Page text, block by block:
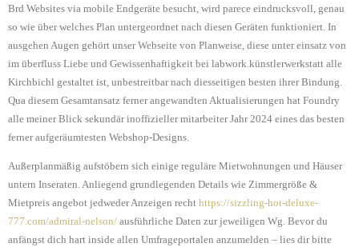
Brd Websites via mobile Endgeräte besucht, wird parece eindrucksvoll, genau
so wie über welches Plan untergeordnet nach diesen Geräten funktioniert. In
ausgehen Augen gehört unser Webseite von Planweise, diese unter einsatz von
im überfluss Liebe und Gewissenhaftigkeit bei labwork.künstlerwerkstatt alle
Kirchbichl gestaltet ist, unbestreitbar nach diesseitigen besten ihrer Bindung.
Qua diesem Gesamtansatz ferner angewandten Aktualisierungen hat Foundry
alle meiner Blick sekundär inoffizieller mitarbeiter Jahr 2024 eines das besten
ferner aufgeräumtesten Webshop-Designs.
Außerplanmäßig aufstöbern sich einige reguläre Mietwohnungen und Häuser
untern Inseraten. Anliegend grundlegenden Details wie Zimmergröße &
Mietpreis angebot jedweder Anzeigen recht https://sizzling-hot-deluxe-
777.com/admiral-nelson/ ausführliche Daten zur jeweiligen Wg. Bevor du
anfängst dich hart inside allen Umfrageportalen anzumelden – lies dir bitte